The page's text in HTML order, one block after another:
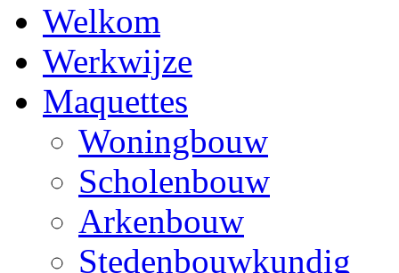
Welkom
Werkwijze
Maquettes
Woningbouw
Scholenbouw
Arkenbouw
Stedenbouwkundig